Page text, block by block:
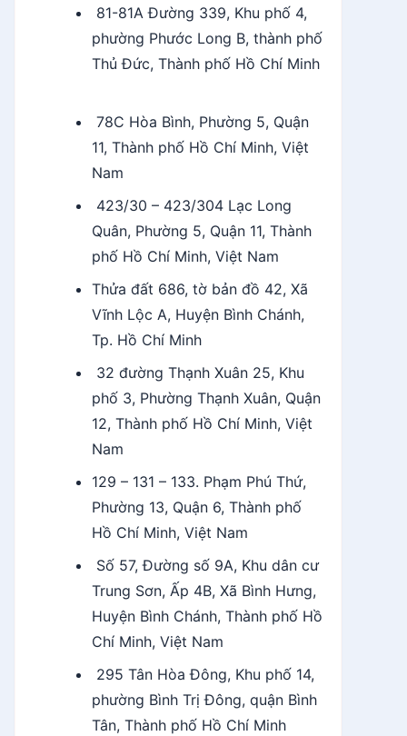
81-81A Đường 339, Khu phố 4,
phường Phước Long B, thành phố
Thủ Đức, Thành phố Hồ Chí Minh
78C Hòa Bình, Phường 5, Quận
11, Thành phố Hồ Chí Minh, Việt
Nam
423/30 – 423/304 Lạc Long
Quân, Phường 5, Quận 11, Thành
phố Hồ Chí Minh, Việt Nam
Thửa đất 686, tờ bản đồ 42, Xã
Vĩnh Lộc A, Huyện Bình Chánh,
Tp. Hồ Chí Minh
32 đường Thạnh Xuân 25, Khu
phố 3, Phường Thạnh Xuân, Quận
12, Thành phố Hồ Chí Minh, Việt
Nam
129 – 131 – 133. Phạm Phú Thứ,
Phường 13, Quận 6, Thành phố
Hồ Chí Minh, Việt Nam
Số 57, Đường số 9A, Khu dân cư
Trung Sơn, Ấp 4B, Xã Bình Hưng,
Huyện Bình Chánh, Thành phố Hồ
Chí Minh, Việt Nam
295 Tân Hòa Đông, Khu phố 14,
phường Bình Trị Đông, quận Bình
Tân, Thành phố Hồ Chí Minh